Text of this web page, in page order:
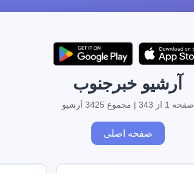
آرشیو خبرجنوب
صفحه 1 از 343 | مجموع 3425 آرشیو
صفحه اصلی